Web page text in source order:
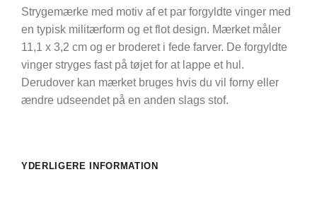
Strygemærke med motiv af et par forgyldte vinger med
en typisk militærform og et flot design. Mærket måler
11,1 x 3,2 cm og er broderet i fede farver. De forgyldte
vinger stryges fast på tøjet for at lappe et hul.
Derudover kan mærket bruges hvis du vil forny eller
ændre udseendet på en anden slags stof.
YDERLIGERE INFORMATION